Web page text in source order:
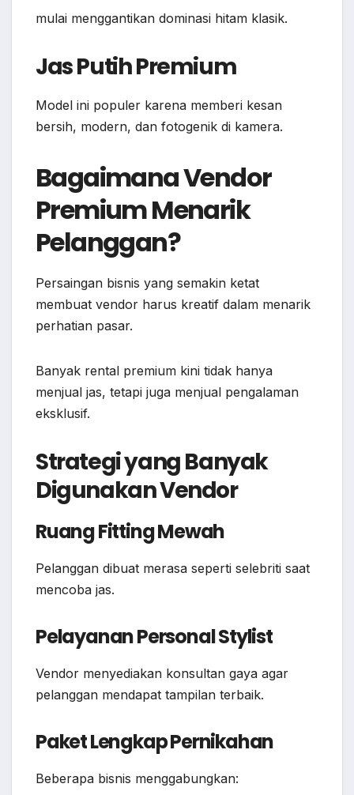
mulai menggantikan dominasi hitam klasik.
Jas Putih Premium
Model ini populer karena memberi kesan
bersih, modern, dan fotogenik di kamera.
Bagaimana Vendor
Premium Menarik
Pelanggan?
Persaingan bisnis yang semakin ketat
membuat vendor harus kreatif dalam menarik
perhatian pasar.
Banyak rental premium kini tidak hanya
menjual jas, tetapi juga menjual pengalaman
eksklusif.
Strategi yang Banyak
Digunakan Vendor
Ruang Fitting Mewah
Pelanggan dibuat merasa seperti selebriti saat
mencoba jas.
Pelayanan Personal Stylist
Vendor menyediakan konsultan gaya agar
pelanggan mendapat tampilan terbaik.
Paket Lengkap Pernikahan
Beberapa bisnis menggabungkan: